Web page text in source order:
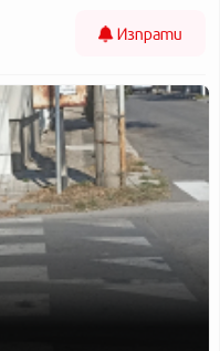
Изпрати